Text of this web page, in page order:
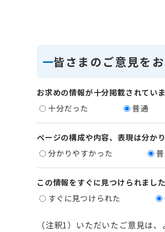
皆さまのご意見を
お求めの情報が十分掲載されてい
十分だった
普通
ページの構成や内容、表現は分か
分かりやすかった
この情報をすぐに見つけられまし
すぐに見つけられた
（注釈1）いただいたご意見は